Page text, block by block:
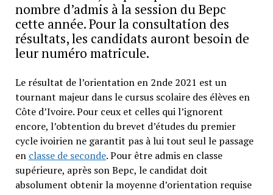
nombre d’admis à la session du Bepc
cette année. Pour la consultation des
résultats, les candidats auront besoin de
leur numéro matricule.
Le résultat de l’orientation en 2nde 2021 est un
tournant majeur dans le cursus scolaire des élèves en
Côte d’Ivoire. Pour ceux et celles qui l’ignorent
encore, l’obtention du brevet d’études du premier
cycle ivoirien ne garantit pas à lui tout seul le passage
en classe de seconde. Pour être admis en classe
supérieure, après son Bepc, le candidat doit
absolument obtenir la moyenne d’orientation requise